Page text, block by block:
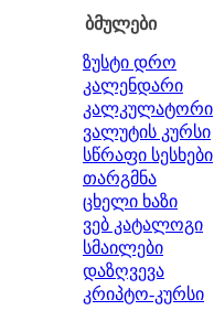
ბმულები
ზუსტი დრო
კალენდარი
კალკულატორი
ვალუტის კურსი
სწრაფი სესხები
თარგმნა
ცხელი ხაზი
ვებ კატალოგი
სმაილები
დაზღვევა
კრიპტო-კურსი